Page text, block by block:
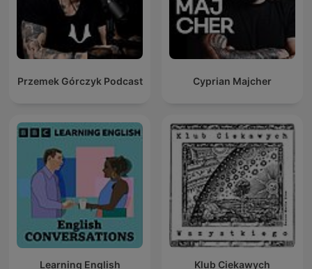
Przemek Górczyk Podcast Cyprian Majcher
Learning English Klub Ciekawych